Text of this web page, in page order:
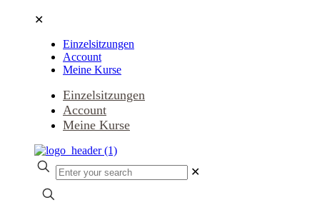
✕
Einzelsitzungen
Account
Meine Kurse
Einzelsitzungen
Account
Meine Kurse
✕